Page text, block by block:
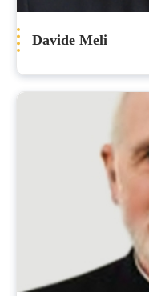
Davide Meli